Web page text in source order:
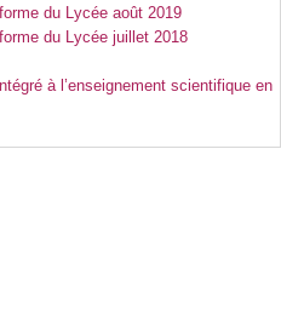
du Lycée août 2019
du Lycée juillet 2018
à l’enseignement scientifique en